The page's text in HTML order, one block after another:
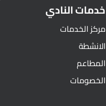
خدمات النادي
مركز الخدمات
الانشطة
المطاعم
الخصومات